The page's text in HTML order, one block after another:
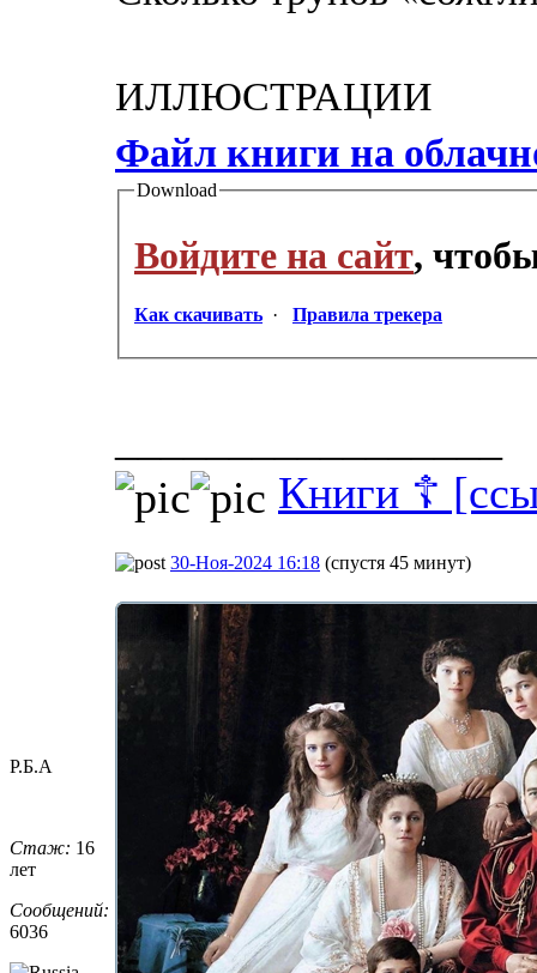
ИЛЛЮСТРАЦИИ
Файл книги на
Download
Войдите на сайт,
Как скачивать · Правила трекера
Книги ☦
Р.Б.А
Стаж: 16
лет
Сообщений:
6036
30-Ноя-2024 16:18 (спустя 45 минут)